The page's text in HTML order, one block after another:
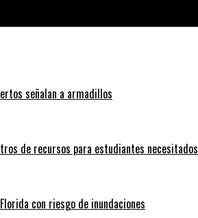
señalan a armadillos
de recursos para estudiantes necesitados
con riesgo de inundaciones